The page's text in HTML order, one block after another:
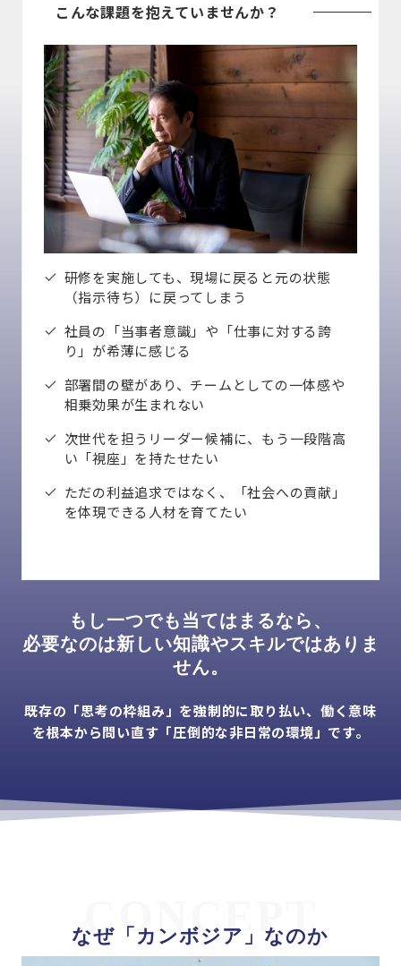
こんな課題を抱えていませんか？
研修を実施しても、現場に戻ると元の状態
（指示待ち）に戻ってしまう
社員の「当事者意識」や「仕事に対する誇
り」が希薄に感じる
部署間の壁があり、チームとしての一体感や
相乗効果が生まれない
次世代を担うリーダー候補に、もう一段階高
い「視座」を持たせたい
ただの利益追求ではなく、「社会への貢献」
を体現できる人材を育てたい
もし一つでも当てはまるなら、
必要なのは新しい知識やスキルではありま
せん。
既存の「思考の枠組み」を強制的に取り払い、働く意味
を根本から問い直す「圧倒的な非日常の環境」です。
CONCEPT
なぜ「カンボジア」なのか